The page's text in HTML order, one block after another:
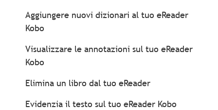
Aggiungere nuovi dizionari al tuo eReader
Kobo
Visualizzare le annotazioni sul tuo eReader
Kobo
Elimina un libro dal tuo eReader
Evidenzia il testo sul tuo eReader Kobo